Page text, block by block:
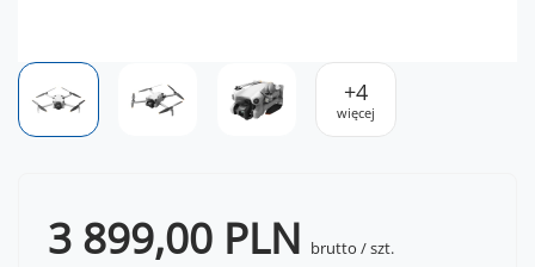
+4
więcej
3 899,00 PLN brutto /szt.